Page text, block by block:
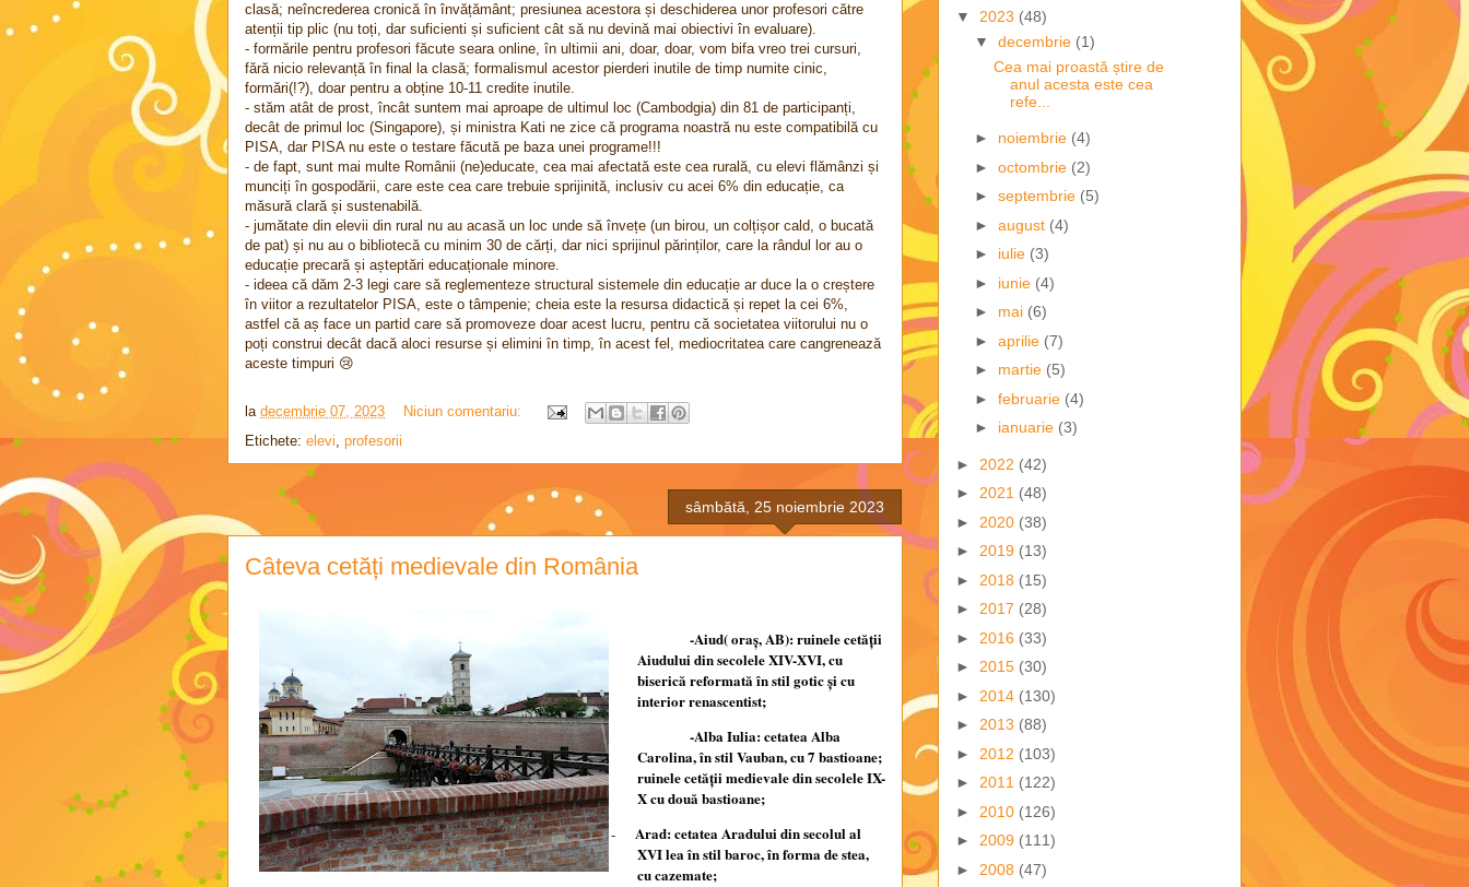
clasă; neîncrederea cronică în învățământ; presiunea acestora și deschiderea unor profesori către
atenții tip plic (nu toți, dar suficienti și suficient cât să nu devină mai obiectivi în evaluare).
- formările pentru profesori făcute seara online, în ultimii ani, doar, doar, vom bifa vreo trei cursuri,
fără nicio relevanță în final la clasă; formalismul acestor pierderi inutile de timp numite cinic,
formări(!?), doar pentru a obține 10-11 credite inutile.
- stăm atât de prost, încât suntem mai aproape de ultimul loc (Cambodgia) din 81 de participanți,
decât de primul loc (Singapore), și ministra Kati ne zice că programa noastră nu este compatibilă cu
PISA, dar PISA nu este o testare făcută pe baza unei programe!!!
- de fapt, sunt mai multe Românii (ne)educate, cea mai afectată este cea rurală, cu elevi flămânzi și
munciți în gospodării, care este cea care trebuie sprijinită, inclusiv cu acei 6% din educație, ca
măsură clară și sustenabilă.
- jumătate din elevii din rural nu au acasă un loc unde să învețe (un birou, un colțișor cald, o bucată
de pat) și nu au o bibliotecă cu minim 30 de cărți, dar nici sprijinul părinților, care la rândul lor au o
educație precară și așteptări educaționale minore.
- ideea că dăm 2-3 legi care să reglementeze structural sistemele din educație ar duce la o creștere
în viitor a rezultatelor PISA, este o tâmpenie; cheia este la resursa didactică și repet la cei 6%,
astfel că aș face un partid care să promoveze doar acest lucru, pentru că societatea viitorului nu o
poți construi decât dacă aloci resurse și elimini în timp, în acest fel, mediocritatea care cangrenează
aceste timpuri 😢
la decembrie 07, 2023
Niciun comentariu:
Etichete: elevi, profesorii
sâmbătă, 25 noiembrie 2023
Câteva cetăți medievale din România
-Aiud( oraş, AB): ruinele cetăţii
Aiudului din secolele XIV-XVI, cu
biserică reformată în stil gotic şi cu
interior renascentist;
-Alba Iulia: cetatea Alba
Carolina, în stil Vauban, cu 7 bastioane;
ruinele cetăţii medievale din secolele IX-
X cu două bastioane;
- Arad: cetatea Aradului din secolul al
XVI lea în stil baroc, în forma de stea,
cu cazemate;
▼ 2023 (48)
▼ decembrie (1)
Cea mai proastă știre de
anul acesta este cea
refe...
► noiembrie (4)
► octombrie (2)
► septembrie (5)
► august (4)
► iulie (3)
► iunie (4)
► mai (6)
► aprilie (7)
► martie (5)
► februarie (4)
► ianuarie (3)
► 2022 (42)
► 2021 (48)
► 2020 (38)
► 2019 (13)
► 2018 (15)
► 2017 (28)
► 2016 (33)
► 2015 (30)
► 2014 (130)
► 2013 (88)
► 2012 (103)
► 2011 (122)
► 2010 (126)
► 2009 (111)
► 2008 (47)